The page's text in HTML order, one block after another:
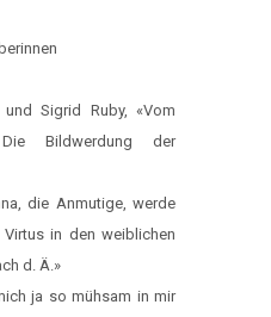
Sigrid Ruby, «Vom
Bildwerdung der
die Anmutige, werde
in den weiblichen
d. Ä.»
ja so mühsam in mir